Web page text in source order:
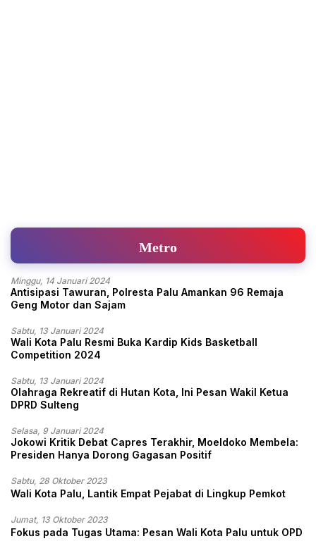
Metro
Minggu, 14 Januari 2024
Antisipasi Tawuran, Polresta Palu Amankan 96 Remaja
Geng Motor dan Sajam
Sabtu, 13 Januari 2024
Wali Kota Palu Resmi Buka Kardip Kids Basketball
Competition 2024
Sabtu, 13 Januari 2024
Olahraga Rekreatif di Hutan Kota, Ini Pesan Wakil Ketua
DPRD Sulteng
Selasa, 9 Januari 2024
Jokowi Kritik Debat Capres Terakhir, Moeldoko Membela:
Presiden Hanya Dorong Gagasan Positif
Sabtu, 28 Oktober 2023
Wali Kota Palu, Lantik Empat Pejabat di Lingkup Pemkot
Jumat, 13 Oktober 2023
Fokus pada Tugas Utama: Pesan Wali Kota Palu untuk OPD